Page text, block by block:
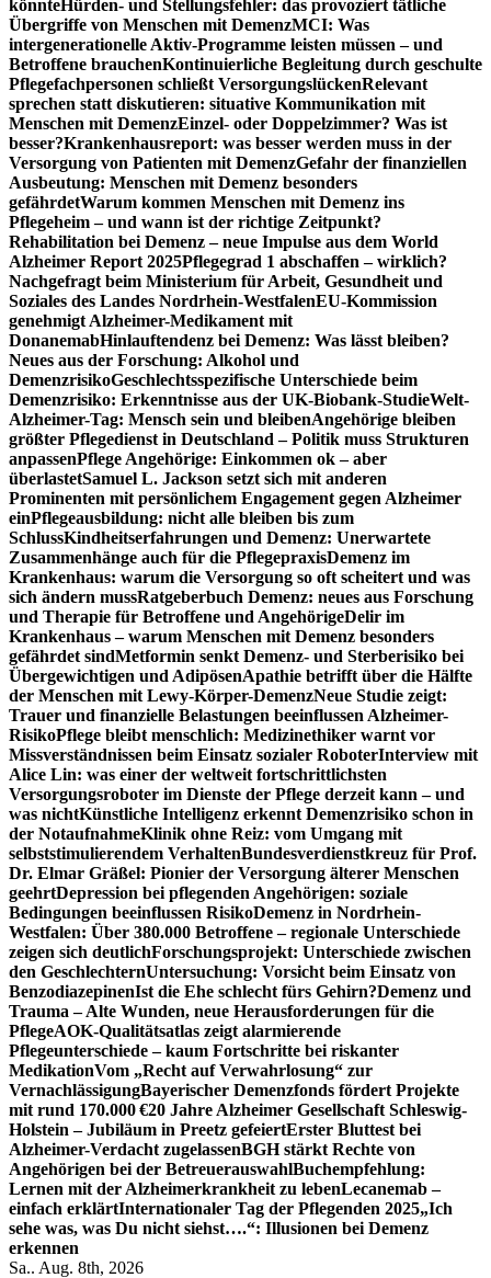
könnteHürden- und Stellungsfehler: das provoziert tätliche
Übergriffe von Menschen mit DemenzMCI: Was
intergenerationelle Aktiv-Programme leisten müssen – und
Betroffene brauchenKontinuierliche Begleitung durch geschulte
Pflegefachpersonen schließt VersorgungslückenRelevant
sprechen statt diskutieren: situative Kommunikation mit
Menschen mit DemenzEinzel- oder Doppelzimmer? Was ist
besser?Krankenhausreport: was besser werden muss in der
Versorgung von Patienten mit DemenzGefahr der finanziellen
Ausbeutung: Menschen mit Demenz besonders
gefährdetWarum kommen Menschen mit Demenz ins
Pflegeheim – und wann ist der richtige Zeitpunkt?
Rehabilitation bei Demenz – neue Impulse aus dem World
Alzheimer Report 2025Pflegegrad 1 abschaffen – wirklich?
Nachgefragt beim Ministerium für Arbeit, Gesundheit und
Soziales des Landes Nordrhein-WestfalenEU-Kommission
genehmigt Alzheimer-Medikament mit
DonanemabHinlauftendenz bei Demenz: Was lässt bleiben?
Neues aus der Forschung: Alkohol und
DemenzrisikoGeschlechtsspezifische Unterschiede beim
Demenzrisiko: Erkenntnisse aus der UK-Biobank-StudieWelt-
Alzheimer-Tag: Mensch sein und bleibenAngehörige bleiben
größter Pflegedienst in Deutschland – Politik muss Strukturen
anpassenPflege Angehörige: Einkommen ok – aber
überlastetSamuel L. Jackson setzt sich mit anderen
Prominenten mit persönlichem Engagement gegen Alzheimer
einPflegeausbildung: nicht alle bleiben bis zum
SchlussKindheitserfahrungen und Demenz: Unerwartete
Zusammenhänge auch für die PflegepraxisDemenz im
Krankenhaus: warum die Versorgung so oft scheitert und was
sich ändern mussRatgeberbuch Demenz: neues aus Forschung
und Therapie für Betroffene und AngehörigeDelir im
Krankenhaus – warum Menschen mit Demenz besonders
gefährdet sindMetformin senkt Demenz- und Sterberisiko bei
Übergewichtigen und AdipösenApathie betrifft über die Hälfte
der Menschen mit Lewy-Körper-DemenzNeue Studie zeigt:
Trauer und finanzielle Belastungen beeinflussen Alzheimer-
RisikoPflege bleibt menschlich: Medizinethiker warnt vor
Missverständnissen beim Einsatz sozialer RoboterInterview mit
Alice Lin: was einer der weltweit fortschrittlichsten
Versorgungsroboter im Dienste der Pflege derzeit kann – und
was nichtKünstliche Intelligenz erkennt Demenzrisiko schon in
der NotaufnahmeKlinik ohne Reiz: vom Umgang mit
selbststimulierendem VerhaltenBundesverdienstkreuz für Prof.
Dr. Elmar Gräßel: Pionier der Versorgung älterer Menschen
geehrtDepression bei pflegenden Angehörigen: soziale
Bedingungen beeinflussen RisikoDemenz in Nordrhein-
Westfalen: Über 380.000 Betroffene – regionale Unterschiede
zeigen sich deutlichForschungsprojekt: Unterschiede zwischen
den GeschlechternUntersuchung: Vorsicht beim Einsatz von
BenzodiazepinenIst die Ehe schlecht fürs Gehirn?Demenz und
Trauma – Alte Wunden, neue Herausforderungen für die
PflegeAOK-Qualitätsatlas zeigt alarmierende
Pflegeunterschiede – kaum Fortschritte bei riskanter
MedikationVom „Recht auf Verwahrlosung“ zur
VernachlässigungBayerischer Demenzfonds fördert Projekte
mit rund 170.000 €20 Jahre Alzheimer Gesellschaft Schleswig-
Holstein – Jubiläum in Preetz gefeiertErster Bluttest bei
Alzheimer-Verdacht zugelassenBGH stärkt Rechte von
Angehörigen bei der BetreuerauswahlBuchempfehlung:
Lernen mit der Alzheimerkrankheit zu lebenLecanemab –
einfach erklärtInternationaler Tag der Pflegenden 2025„Ich
sehe was, was Du nicht siehst….“: Illusionen bei Demenz
erkennen
Sa.. Aug. 8th, 2026